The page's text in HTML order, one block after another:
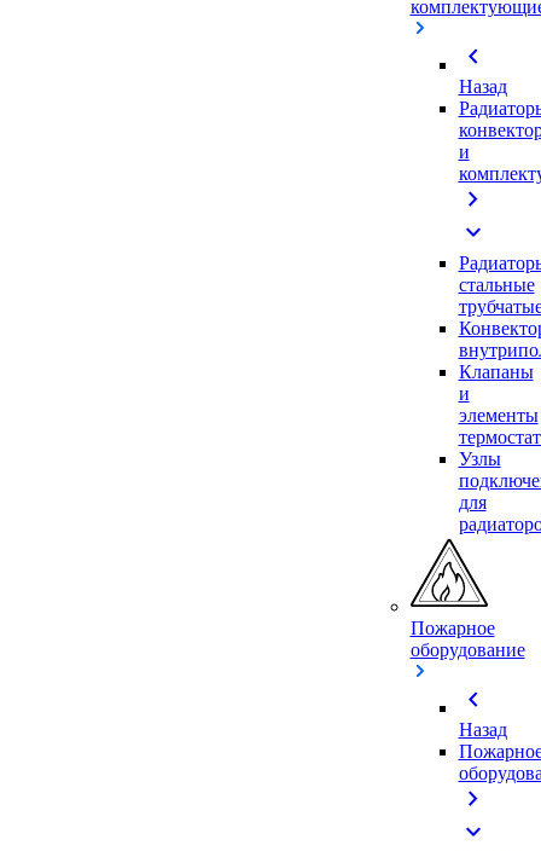
chevron_left
Назад
и
chevron_right
expand_more
стальные
Клапаны
и
элементы
Узлы
для
Пожарное
оборудование
chevron_left
Назад
chevron_right
expand_more